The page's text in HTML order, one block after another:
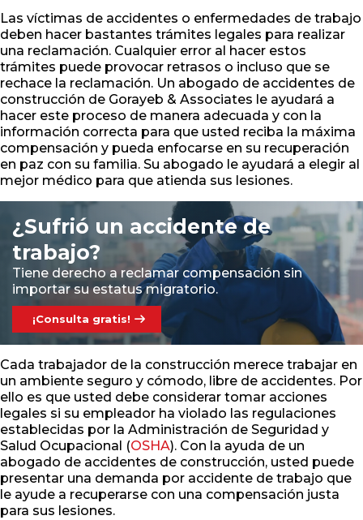
Las víctimas de accidentes o enfermedades de trabajo
deben hacer bastantes trámites legales para realizar
una reclamación. Cualquier error al hacer estos
trámites puede provocar retrasos o incluso que se
rechace la reclamación. Un abogado de accidentes de
construcción de Gorayeb & Associates le ayudará a
hacer este proceso de manera adecuada y con la
información correcta para que usted reciba la máxima
compensación y pueda enfocarse en su recuperación
en paz con su familia. Su abogado le ayudará a elegir al
mejor médico para que atienda sus lesiones.
¿Sufrió un accidente de
trabajo?
Tiene derecho a reclamar compensación sin
importar su estatus migratorio.
¡Consulta gratis!
Cada trabajador de la construcción merece trabajar en
un ambiente seguro y cómodo, libre de accidentes. Por
ello es que usted debe considerar tomar acciones
legales si su empleador ha violado las regulaciones
establecidas por la Administración de Seguridad y
Salud Ocupacional (OSHA). Con la ayuda de un
abogado de accidentes de construcción, usted puede
presentar una demanda por accidente de trabajo que
le ayude a recuperarse con una compensación justa
para sus lesiones.